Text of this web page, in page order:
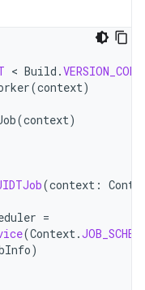
< Build .
(context)
(context)
(context :
=
(Context.
)